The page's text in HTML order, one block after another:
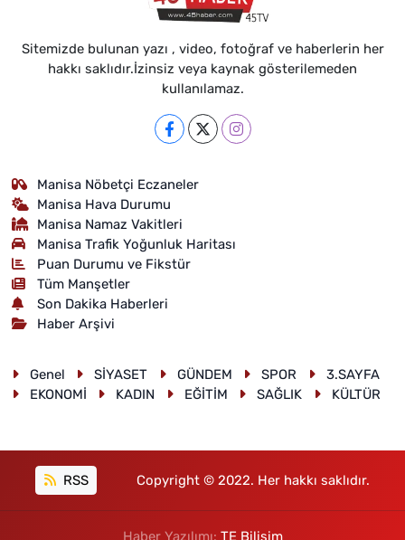
Sitemizde bulunan yazı , video, fotoğraf ve haberlerin her
hakkı saklıdır.İzinsiz veya kaynak gösterilemeden
kullanılamaz.
Manisa Nöbetçi Eczaneler
Manisa Hava Durumu
Manisa Namaz Vakitleri
Manisa Trafik Yoğunluk Haritası
Puan Durumu ve Fikstür
Tüm Manşetler
Son Dakika Haberleri
Haber Arşivi
Genel SİYASET GÜNDEM SPOR
3.SAYFA
EKONOMİ
KADIN EĞİTİM SAĞLIK KÜLTÜR
RSS Copyright © 2022. Her hakkı saklıdır.
Haber Yazılımı: TE Bilişim